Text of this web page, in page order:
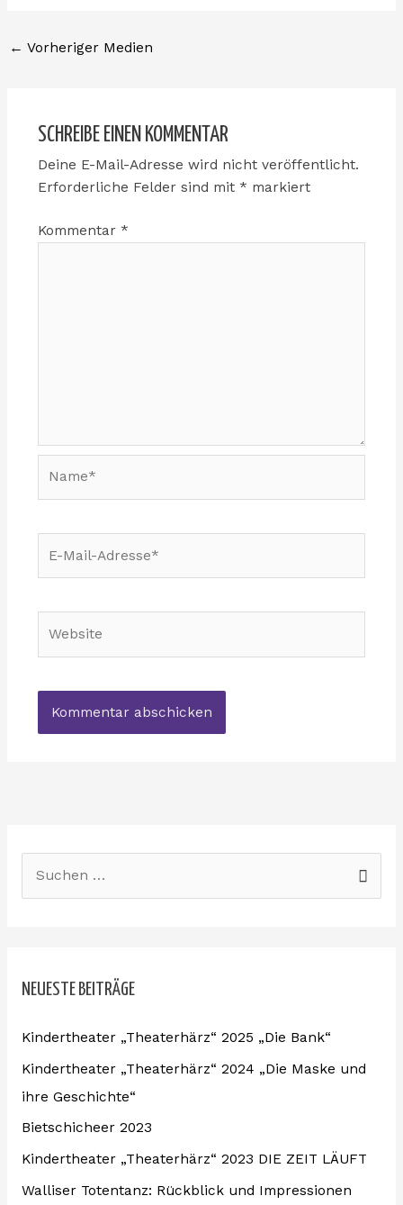
← Vorheriger Medien
SCHREIBE EINEN KOMMENTAR
Deine E-Mail-Adresse wird nicht veröffentlicht.
Erforderliche Felder sind mit * markiert
Kommentar *
Mail-
e
n
a
c
h
:
NEUESTE BEITRÄGE
Kindertheater „Theaterhärz“ 2025 „Die Bank“
Kindertheater „Theaterhärz“ 2024 „Die Maske und
ihre Geschichte“
Bietschicheer 2023
Kindertheater „Theaterhärz“ 2023 DIE ZEIT LÄUFT
Walliser Totentanz: Rückblick und Impressionen